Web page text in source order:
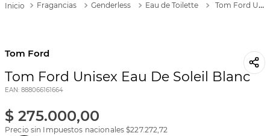
Fragancias Genderless Eau de Toilette Tom Ford Unisex Eau De Soleil Blanc
Tom Ford
Tom Ford Unisex Eau De Soleil Blanc
EAN: 888066161664
$ 275.000,00
Precio sin Impuestos nacionales $227.272,72